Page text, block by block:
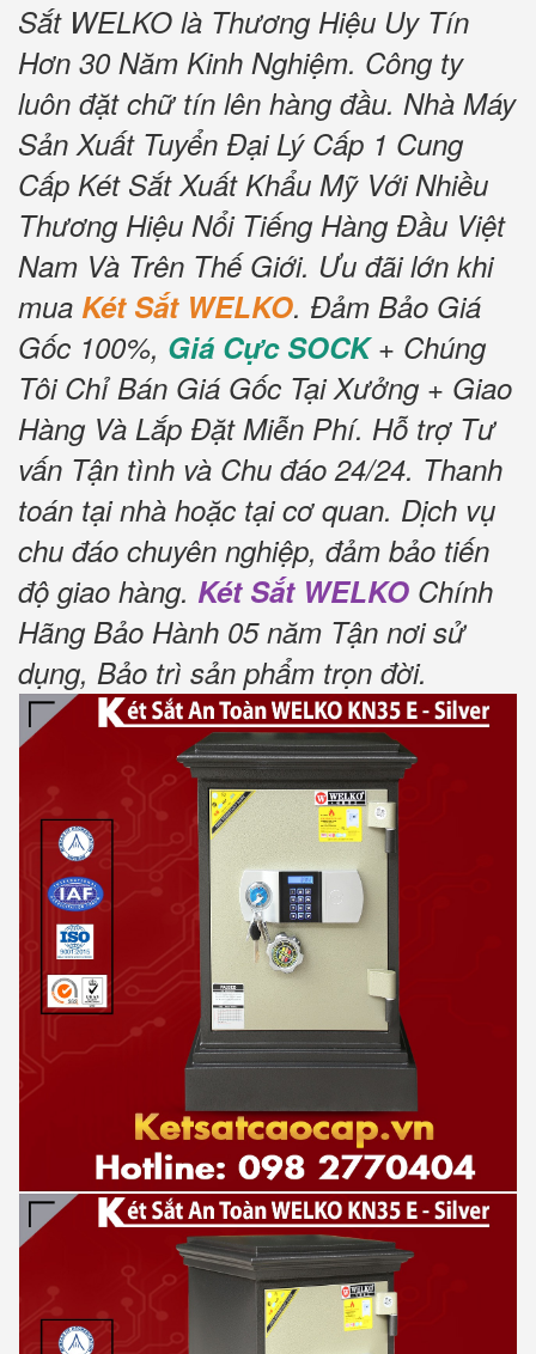
Sắt WELKO là Thương Hiệu Uy Tín
Hơn 30 Năm Kinh Nghiệm. Công ty
luôn đặt chữ tín lên hàng đầu. Nhà Máy
Sản Xuất Tuyển Đại Lý Cấp 1 Cung
Cấp Két Sắt Xuất Khẩu Mỹ Với Nhiều
Thương Hiệu Nổi Tiếng Hàng Đầu Việt
Nam Và Trên Thế Giới. Ưu đãi lớn khi
mua Két Sắt WELKO. Đảm Bảo Giá
Gốc 100%, Giá Cực SOCK+ Chúng
Tôi Chỉ Bán Giá Gốc Tại Xưởng + Giao
Hàng Và Lắp Đặt Miễn Phí. Hỗ trợ Tư
vấn Tận tình và Chu đáo 24/24. Thanh
toán tại nhà hoặc tại cơ quan. Dịch vụ
chu đáo chuyên nghiệp, đảm bảo tiến
độ giao hàng. Két Sắt WELKO Chính
Hãng Bảo Hành 05 năm Tận nơi sử
dụng, Bảo trì sản phẩm trọn đời.